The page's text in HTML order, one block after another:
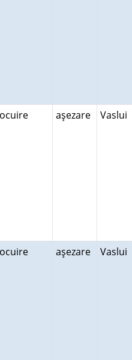
aşezare Vaslui
aşezare Vaslui